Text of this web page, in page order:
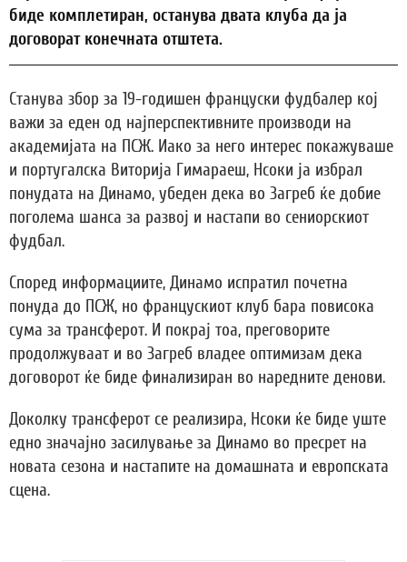
биде комплетиран, останува двата клуба да ја
договорат конечната отштета.
Станува збор за 19-годишен француски фудбалер кој
важи за еден од најперспективните производи на
академијата на ПСЖ. Иако за него интерес покажуваше
и португалска Виторија Гимараеш, Нсоки ја избрал
понудата на Динамо, убеден дека во Загреб ќе добие
поголема шанса за развој и настапи во сениорскиот
фудбал.
Според информациите, Динамо испратил почетна
понуда до ПСЖ, но францускиот клуб бара повисока
сума за трансферот. И покрај тоа, преговорите
продолжуваат и во Загреб владее оптимизам дека
договорот ќе биде финализиран во наредните денови.
Доколку трансферот се реализира, Нсоки ќе биде уште
едно значајно засилување за Динамо во пресрет на
новата сезона и настапите на домашната и европската
сцена.